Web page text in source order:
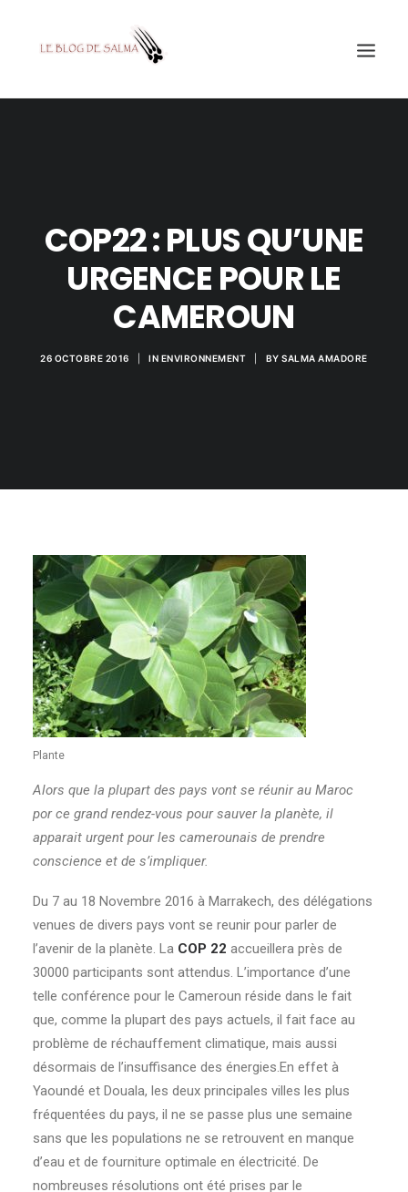
DÉCOUVERTE
EDUCATION
TESTÉ POUR VOUS
COP22 : PLUS QU’UNE
URGENCE POUR LE
CAMEROUN
26 OCTOBRE 2016 IN ENVIRONNEMENT BYSALMA AMADORE
Plante
Alors que la plupart des pays vont se réunir au Maroc
por ce grand rendez-vous pour sauver la planète, il
apparait urgent pour les camerounais de prendre
conscience et de s’impliquer.
Du 7 au 18 Novembre 2016 à Marrakech, des délégations
venues de divers pays vont se reunir pour parler de
l’avenir de la planète. La COP 22 accueillera près de
30000 participants sont attendus. L’importance d’une
telle conférence pour le Cameroun réside dans le fait
que, comme la plupart des pays actuels, il fait face au
problème de réchauffement climatique, mais aussi
désormais de l’insuffisance des énergies.En effet à
Yaoundé et Douala, les deux principales villes les plus
fréquentées du pays, il ne se passe plus une semaine
sans que les populations ne se retrouvent en manque
d’eau et de fourniture optimale en électricité. De
nombreuses résolutions ont été prises par le